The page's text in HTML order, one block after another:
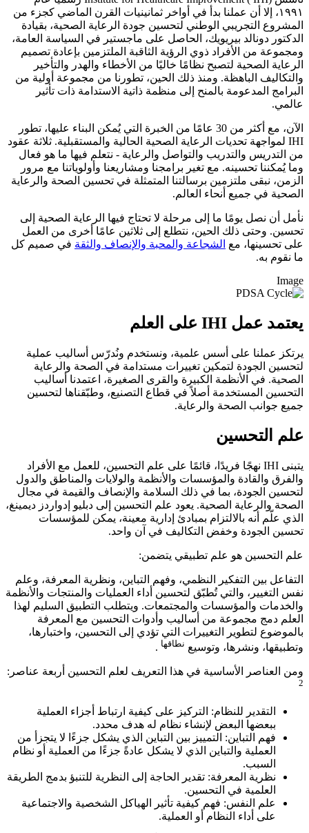
١٩٩١، إلا أن عملنا بدأ في أواخر ثمانينيات القرن الماضي كجزء من
المشروع التجريبي الوطني لتحسين جودة الرعاية الصحية، بقيادة
الدكتور دونالد بيريويك، الحاصل على ماجستير في السياسة العامة،
ومجموعة من الأفراد ذوي الرؤية الثاقبة الملتزمين بإعادة تصميم
الرعاية الصحية لتصبح نظامًا خاليًا من الأخطاء والهدر والتأخير
والتكاليف الباهظة. ومنذ ذلك الحين، تطورنا من مجموعة أولية من
البرامج المدعومة بالمنح إلى منظمة ذاتية الاستدامة ذات تأثير
عالمي.
الآن، مع أكثر من 30 عامًا من الخبرة التي يُمكن البناء عليها، تطور
IHI لمواجهة تحديات الرعاية الصحية الحالية والمستقبلية. ثلاثة عقود
من التدريس والتدريب والتواصل والرعاية - نتعلم فيها ما هو فعال
وما يُمكننا تحسينه. مع تغير برامجنا ومشاريعنا وأولوياتنا مع مرور
الزمن، نبقى ملتزمين برسالتنا المتمثلة في تحسين الصحة والرعاية
الصحية في جميع أنحاء العالم.
نأمل أن نصل يومًا ما إلى مرحلة لا تحتاج فيها الرعاية الصحية إلى
تحسين. وحتى ذلك الحين، نتطلع إلى ثلاثين عامًا أخرى من العمل
على تحسينها، مع الشجاعة والمحبة والإنصاف والثقة في صميم كل
ما نقوم به.
Image
يعتمد عمل IHI على العلم
يرتكز عملنا على أسس علمية، ونستخدم ونُدرّس أساليب عملية
لتحسين الجودة لتمكين تغييرات مستدامة في الصحة والرعاية
الصحية. في الأنظمة الكبيرة والقرى الصغيرة، اعتمدنا أساليب
التحسين المستخدمة أصلاً في قطاع التصنيع، وطبّقناها لتحسين
جميع جوانب الصحة والرعاية.
علم التحسين
يتبنى IHI نهجًا فريدًا، قائمًا على علم التحسين، للعمل مع الأفراد
والفرق والقادة والمؤسسات والأنظمة والولايات والمناطق والدول
لتحسين الجودة، بما في ذلك السلامة والإنصاف والقيمة في مجال
الصحة والرعاية الصحية. يعود علم التحسين إلى دبليو إدواردز ديمينغ،
الذي علّم أنه بالالتزام بمبادئ إدارية معينة، يمكن للمؤسسات
تحسين الجودة وخفض التكاليف في آن واحد.
علم التحسين هو علم تطبيقي يتضمن:
التفاعل بين التفكير النظمي، وفهم التباين، ونظرية المعرفة، وعلم
نفس التغيير، والتي تُطبّق لتحسين أداء العمليات والمنتجات والأنظمة
والخدمات والمؤسسات والمجتمعات. ويتطلب التطبيق السليم لهذا
العلم دمج مجموعة من أساليب وأدوات التحسين مع المعرفة
بالموضوع لتطوير التغييرات التي تؤدي إلى التحسين، واختبارها،
وتطبيقها، ونشرها، وتوسيع نطاقها .
ومن العناصر الأساسية في هذا التعريف لعلم التحسين أربعة عناصر:
2
التقدير للنظام: التركيز على كيفية ارتباط أجزاء العملية
ببعضها البعض لإنشاء نظام له هدف محدد.
فهم التباين: التمييز بين التباين الذي يشكل جزءًا لا يتجزأ من
العملية والتباين الذي لا يشكل عادةً جزءًا من العملية أو نظام
السبب.
نظرية المعرفة: تقدير الحاجة إلى النظرية للتنبؤ بدمج الطريقة
العلمية في التحسين.
علم النفس: فهم كيفية تأثير الهياكل الشخصية والاجتماعية
على أداء النظام أو العملية.